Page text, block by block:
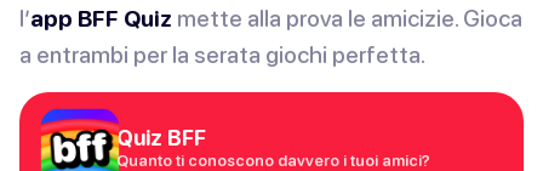
l’app BFF Quiz mette alla prova le amicizie. Gioca
a entrambi per la serata giochi perfetta.
Quiz BFF
Quanto ti conoscono davvero i tuoi amici?